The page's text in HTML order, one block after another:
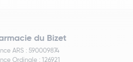
du Bizet
ARS : 590009874
Ordinale : 126921